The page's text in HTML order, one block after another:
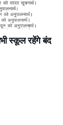
स्कूल रहेंगे बंद